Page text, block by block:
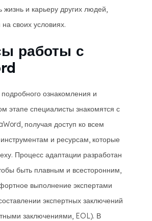
жизнь и карьеру других людей,
своих условиях.
работы с
ознакомления и
этапе специалисты знакомятся с
получая доступ ко всем
и ресурсам, которые
Процесс адаптации разработан
быть плавным и всесторонним,
выполнение экспертами
экспертных заключений
заключениями, EOL). В